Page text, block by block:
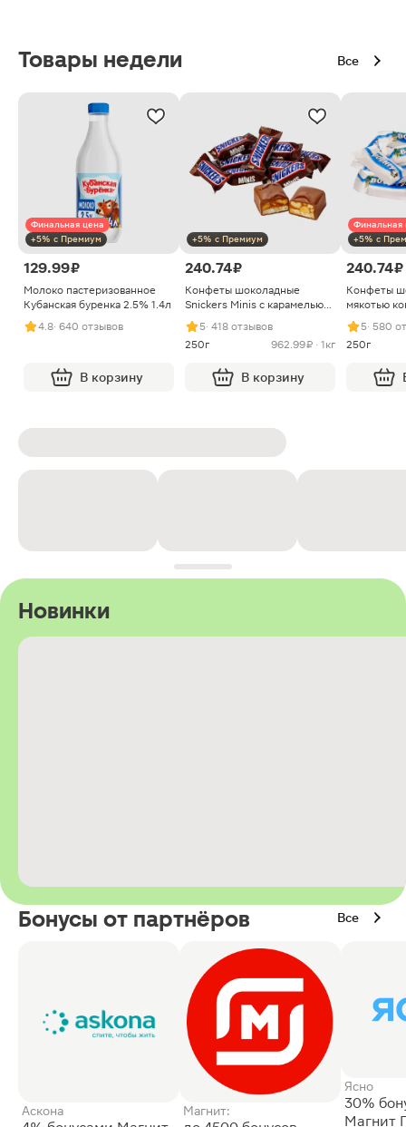
Товары недели Все
Финальная цена
+5% с Премиум
129.99 ₽
Молоко пастеризованное
Кубанская буренка 2.5% 1.4л
4.8· 640 отзывов
В корзину
+5% с Премиум
240.74 ₽
Конфеты шоколадные
Snickers Minis с карамелью
арахисом и нугой
5· 418 отзывов
250г
962.99 ₽ · 1кг
В корзину
Финальная
+5% с
240.74 ₽
Конфеты
мякотью
5· 580
250г
Новинки
Бонусы от партнёров Все
Аскона Магнит:
Ясно
30%
Магнит